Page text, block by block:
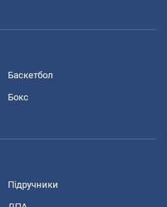
Баскетбол
Бокс
Підручники